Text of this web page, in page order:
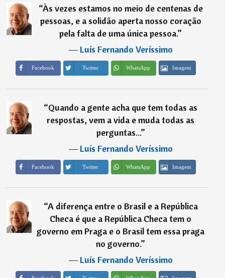
“Às vezes estamos no meio de centenas de
pessoas, e a solidão aperta nosso coração
pela falta de uma única pessoa.”
―Luís Fernando Veríssimo
Facebook Twitter WhatsApp Imagem
“Quando a gente acha que tem todas as
respostas, vem a vida e muda todas as
perguntas...”
―Luís Fernando Veríssimo
Facebook Twitter WhatsApp Imagem
“A diferença entre o Brasil e a República
Checa é que a República Checa tem o
governo em Praga e o Brasil tem essa praga
no governo.”
―Luís Fernando Veríssimo